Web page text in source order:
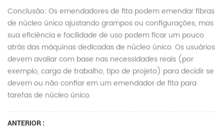
Conclusão: Os emendadores de fita podem emendar fibras
de núcleo único ajustando grampos ou configurações, mas
sua eficiência e facilidade de uso podem ficar um pouco
atrás das máquinas dedicadas de núcleo único. Os usuários
devem avaliar com base nas necessidades reais (por
exemplo, carga de trabalho, tipo de projeto) para decidir se
devem ou não confiar em um emendador de fita para
tarefas de núcleo único.
ANTERIOR :